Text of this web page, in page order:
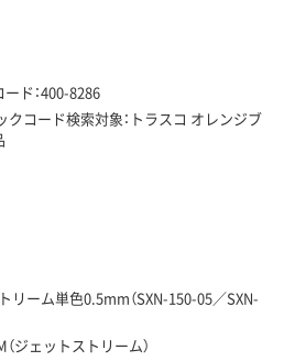
ド：400-8286
クコード検索対象：トラスコ オレンジブ
リーム単色0.5mm（SXN-150-05／SXN-
ジェットストリーム）